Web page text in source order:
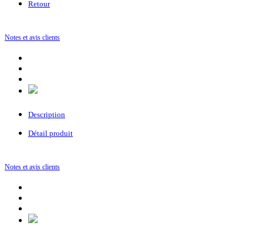
Retour
Notes et avis clients
Description
Détail produit
Notes et avis clients